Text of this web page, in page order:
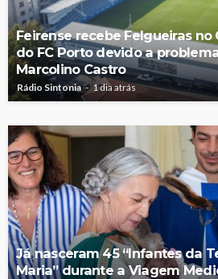
Feirense recebe Felgueiras
do FC Porto devido a
Marcolino Castro
Rádio Sintonia 1 dia atrás
Já nasceram 45 “Infantes da
Maria” durante a Viagem